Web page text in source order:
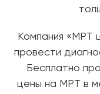
Компания «МРТ
провести
Бесплатно
цены на МРТ в